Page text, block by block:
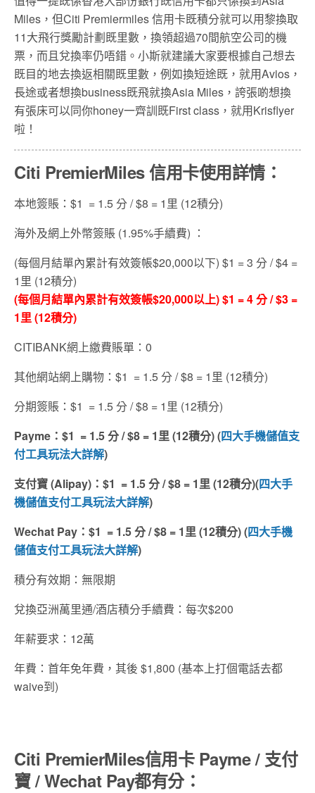
Miles，但Citi Premiermiles 信用卡既積分就可以用黎換取
11大飛行獎勵計劃既里數，換領超過70間航空公司的機
票，而且兌換率仍唔錯。小斯就建議大家要根據自己想去
既目的地去換返相關既里數，例如換短途既，就用Avios，
長途或者想換business既飛就換Asia Miles，誇張啲想換
有張床可以同你honey一齊訓既First class，就用Krisflyer
啦！
Citi PremierMiles 信用卡使用詳情：
本地簽賬：$1 = 1.5 分 / $8 = 1里 (12積分)
海外及網上外幣簽賬 (1.95%手續費) ：
(每個月結單內累計有效簽帳$20,000以下) $1 = 3 分 / $4 =
1里 (12積分)
(每個月結單內累計有效簽帳$20,000以上) $1 = 4 分 / $3 =
1里 (12積分)
CITIBANK網上繳費賬單：0
其他網站網上購物：$1 = 1.5 分 / $8 = 1里 (12積分)
分期簽賬：$1 = 1.5 分 / $8 = 1里 (12積分)
Payme：$1 = 1.5 分 / $8 = 1里 (12積分) (四大手機儲值支
付工具玩法大詳解)
支付寶 (Alipay)：$1 = 1.5 分 / $8 = 1里 (12積分)(四大手
機儲值支付工具玩法大詳解)
Wechat Pay：$1 = 1.5 分 / $8 = 1里 (12積分) (四大手機
儲值支付工具玩法大詳解)
積分有效期：無限期
兌換亞洲萬里通/酒店積分手續費：每次$200
年薪要求：12萬
年費：首年免年費，其後 $1,800 (基本上打個電話去都
waive到)
Citi PremierMiles信用卡 Payme / 支付
寶 /Wechat Pay都有分：